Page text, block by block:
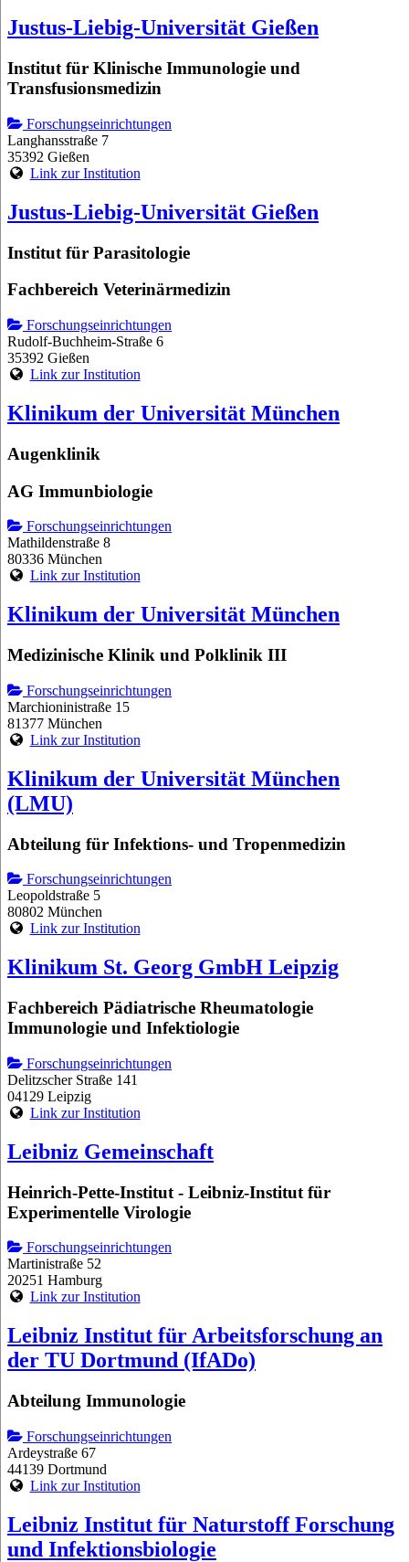
Justus-Liebig-Universität Gießen
Institut für Klinische Immunologie und
Transfusionsmedizin
Forschungseinrichtungen
Langhansstraße 7
35392 Gießen
Link zur Institution
Justus-Liebig-Universität Gießen
Institut für Parasitologie
Fachbereich Veterinärmedizin
Forschungseinrichtungen
Rudolf-Buchheim-Straße 6
35392 Gießen
Link zur Institution
Klinikum der Universität München
Augenklinik
AG Immunbiologie
Forschungseinrichtungen
Mathildenstraße 8
80336 München
Link zur Institution
Klinikum der Universität München
Medizinische Klinik und Polklinik III
Forschungseinrichtungen
Marchioninistraße 15
81377 München
Link zur Institution
Klinikum der Universität München
(LMU)
Abteilung für Infektions- und Tropenmedizin
Forschungseinrichtungen
Leopoldstraße 5
80802 München
Link zur Institution
Klinikum St. Georg GmbH Leipzig
Fachbereich Pädiatrische Rheumatologie
Immunologie und Infektiologie
Forschungseinrichtungen
Delitzscher Straße 141
04129 Leipzig
Link zur Institution
Leibniz Gemeinschaft
Heinrich-Pette-Institut - Leibniz-Institut für
Experimentelle Virologie
Forschungseinrichtungen
Martinistraße 52
20251 Hamburg
Link zur Institution
Leibniz Institut für Arbeitsforschung an
der TU Dortmund (IfADo)
Abteilung Immunologie
Forschungseinrichtungen
Ardeystraße 67
44139 Dortmund
Link zur Institution
Leibniz Institut für Naturstoff Forschung
und Infektionsbiologie